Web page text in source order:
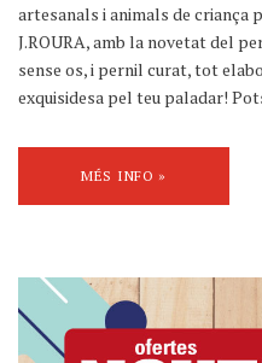
artesanals i animals de criança
J.ROURA, amb la novetat del
sense os, i pernil curat, tot
exquisidesa pel teu paladar!
MÉS INFO »